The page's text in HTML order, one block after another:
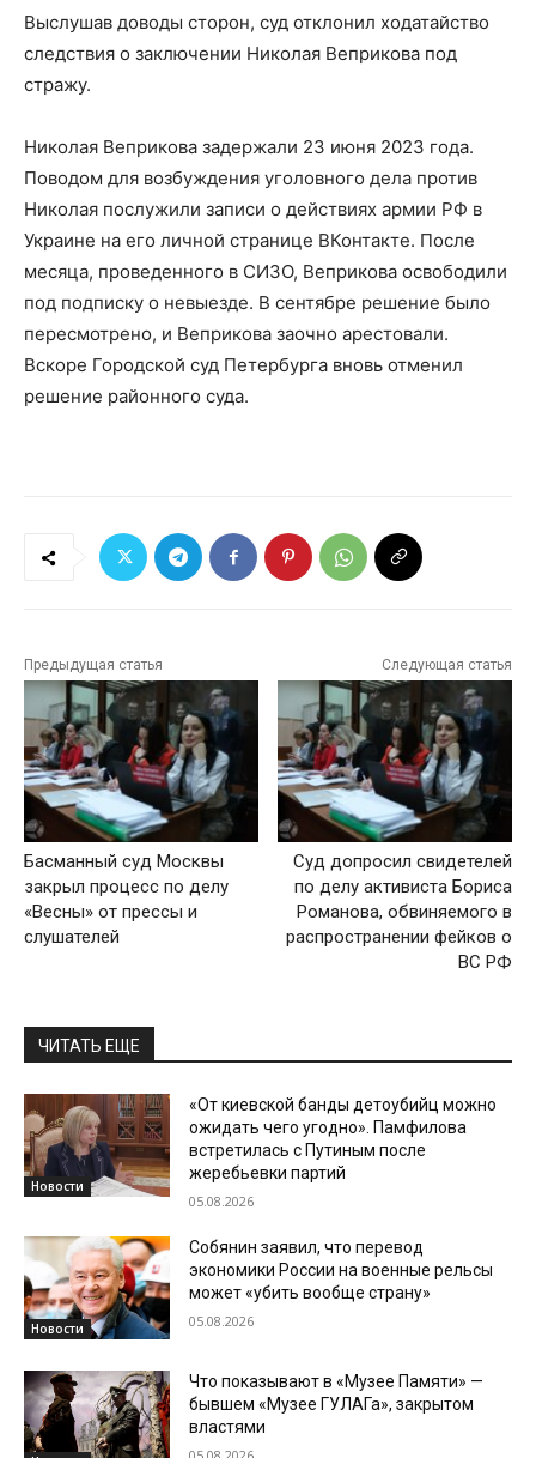
Выслушав доводы сторон, суд отклонил ходатайство
следствия о заключении Николая Веприкова под
стражу.
Николая Веприкова задержали 23 июня 2023 года.
Поводом для возбуждения уголовного дела против
Николая послужили записи о действиях армии РФ в
Украине на его личной странице ВКонтакте. После
месяца, проведенного в СИЗО, Веприкова освободили
под подписку о невыезде. В сентябре решение было
пересмотрено, и Веприкова заочно арестовали.
Вскоре Городской суд Петербурга вновь отменил
решение районного суда.
Предыдущая статья
Басманный суд Москвы
закрыл процесс по делу
«Весны» от прессы и
слушателей
Следующая статья
Суд допросил свидетелей
по делу активиста Бориса
Романова, обвиняемого в
распространении фейков о
ВС РФ
ЧИТАТЬ ЕЩЕ
Новости
«От киевской банды детоубийц можно
ожидать чего угодно». Памфилова
встретилась с Путиным после
жеребьевки партий
05.08.2026
Новости
Собянин заявил, что перевод
экономики России на военные рельсы
может «убить вообще страну»
05.08.2026
Что показывают в «Музее Памяти» —
бывшем «Музее ГУЛАГа», закрытом
властями